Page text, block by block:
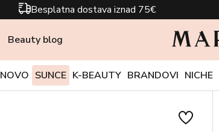
Besplatna dostava iznad 75€
Beauty blog
NOVO SUNCE K-BEAUTY BRANDOVI NICHE